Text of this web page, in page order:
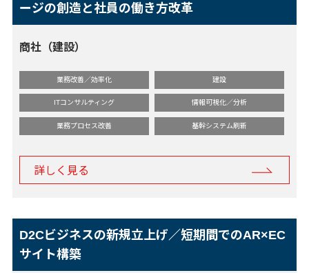
ージの創造と社員の働き方改革
商社（建設）
業務改善／効率化 建設
ITコンサルティング 情報可視化／分析
業務プロセス改善 基幹システム刷新
詳しく見る
D2Cビジネスの新規立上げ／短期間でのAR×EC
サイト構築